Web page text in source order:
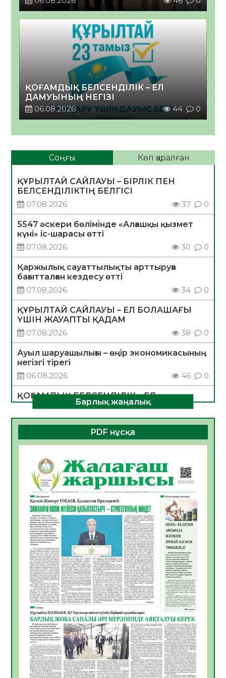
ҚОҒАМДЫҚ БЕЛСЕНДІЛІК – ЕЛ
ДАМУЫНЫҢ НЕГІЗІ
06.08.2026
44 0
Соңғы Көп қаралған
ҚҰРЫЛТАЙ САЙЛАУЫ – БІРЛІК ПЕН
БЕЛСЕНДІЛІКТІҢ БЕЛГІСІ
07.08.2026
37 0
5547 әскери бөлімінде «Алғашқы қызмет
күні» іс-шарасы өтті
07.08.2026
30 0
Қаржылық сауаттылықты арттыруға
бағытталған кездесу өтті
07.08.2026
34 0
ҚҰРЫЛТАЙ САЙЛАУЫ – ЕЛ БОЛАШАҒЫ
ҮШІН ЖАУАПТЫ ҚАДАМ
07.08.2026
38 0
Ауыл шаруашылығы – өңір экономикасының
негізгі тірегі
06.08.2026
46 0
ҚОҒАМДЫҚ БЕЛСЕНДІЛІК – ЕЛ
ДАМУЫНЫҢ НЕГІЗІ
06.08.2026
44 0
ҚҰРЫЛТАЙ САЙЛАУЫ – БОЛАШАҚҚА
БАСТАР ЖАУАПТЫ ТАҢДАУ
06.08.2026
Инфекциялық ауруларға қарсы иммундау
жұмыстарының тиімділігі
06.08.2026
48
Көкжөтел ауруы туралы
06.08.2026
44
АПВ вакцинасы туралы мәлімет
06.08.2026
43
Open Air: Қызылорда облысы полиция
департаменті 20 мыңнан астам
көрерменнің қауіпсіздігін қамтамасыз етті
06.08.2026
57
ҚЫЗЫЛОРДАДА «САНАЛЫ ҰРПАҚ –
ЖАРҚЫН БОЛАШАҚ» АТТЫ КЕҢЕЙТІЛГЕН
МӘЖІЛІС ӨТТІ
05.08.2026
57
Барлық жаңалық
PDF нұсқа